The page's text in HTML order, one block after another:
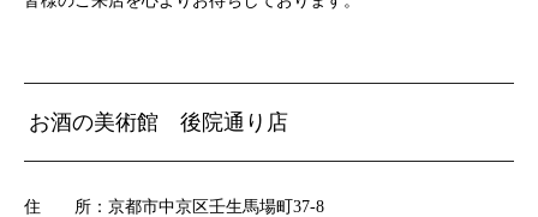
お酒の美術館 後院通り店
住 所：京都市中京区壬生馬場町37-8